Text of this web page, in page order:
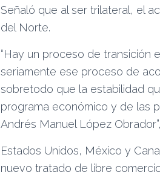
Señaló que al ser trilateral, el
del Norte.
“Hay un proceso de transición
seriamente ese proceso de
sobretodo que la estabilidad
programa económico y de las
Andrés Manuel López
Estados Unidos, México y
nuevo tratado de libre